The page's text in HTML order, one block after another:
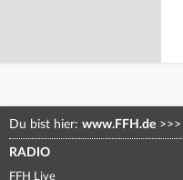
Du bist hier: www.FFH.de >>>
RADIO
FFH Live